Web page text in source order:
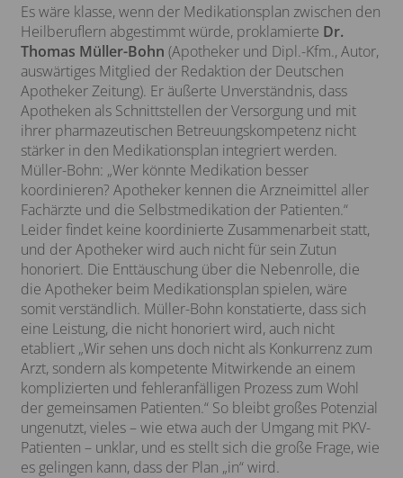
Es wäre klasse, wenn der Medikationsplan zwischen den
Heilberuflern abgestimmt würde, proklamierte Dr.
Thomas Müller-Bohn (Apotheker und Dipl.-Kfm., Autor,
auswärtiges Mitglied der Redaktion der Deutschen
Apotheker Zeitung). Er äußerte Unverständnis, dass
Apotheken als Schnittstellen der Versorgung und mit
ihrer pharmazeutischen Betreuungskompetenz nicht
stärker in den Medikationsplan integriert werden.
Müller-Bohn: „Wer könnte Medikation besser
koordinieren? Apotheker kennen die Arzneimittel aller
Fachärzte und die Selbstmedikation der Patienten.“
Leider findet keine koordinierte Zusammenarbeit statt,
und der Apotheker wird auch nicht für sein Zutun
honoriert. Die Enttäuschung über die Nebenrolle, die
die Apotheker beim Medikationsplan spielen, wäre
somit verständlich. Müller-Bohn konstatierte, dass sich
eine Leistung, die nicht honoriert wird, auch nicht
etabliert „Wir sehen uns doch nicht als Konkurrenz zum
Arzt, sondern als kompetente Mitwirkende an einem
komplizierten und fehleranfälligen Prozess zum Wohl
der gemeinsamen Patienten.“ So bleibt großes Potenzial
ungenutzt, vieles – wie etwa auch der Umgang mit PKV-
Patienten – unklar, und es stellt sich die große Frage, wie
es gelingen kann, dass der Plan „in“ wird.